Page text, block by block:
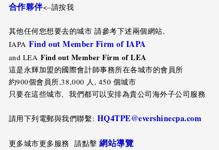
合作夥伴<–請按我
其他任何您想要去的城市 請參考下述兩個網站,
IAPAFind out Member Firm of IAPA
and LEA Find out Member Firm of LEA
這是永輝加盟的國際會計師事務所在各城市的會員所
約900個會員所,38,000 人, 450 個城市
只要在這些城市, 我們都可以安排為貴公司海外子公司服務
請用下列電郵與我們聯繫: HQ4TPE@evershinecpa.com
更多城市更多服務 請點擊網站導覽